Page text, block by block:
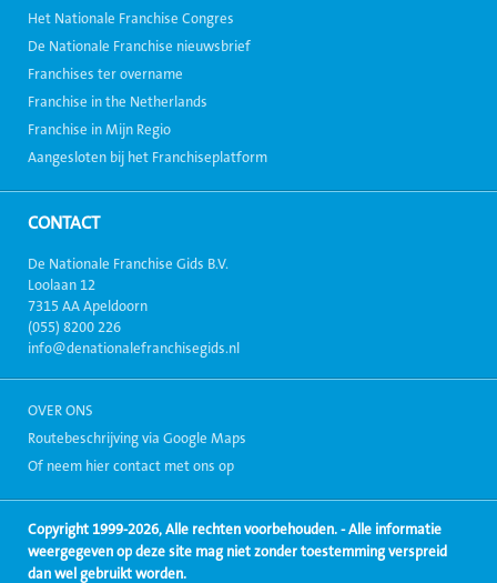
Het Nationale Franchise Congres
De Nationale Franchise nieuwsbrief
Franchises ter overname
Franchise in the Netherlands
Franchise in Mijn Regio
Aangesloten bij het Franchiseplatform
CONTACT
De Nationale Franchise Gids B.V.
Loolaan 12
7315 AA Apeldoorn
(055) 8200 226
info@denationalefranchisegids.nl
OVER ONS
Routebeschrijving via Google Maps
Of neem hier contact met ons op
Copyright 1999-2026, Alle rechten voorbehouden. - Alle informatie
weergegeven op deze site mag niet zonder toestemming verspreid
dan wel gebruikt worden.